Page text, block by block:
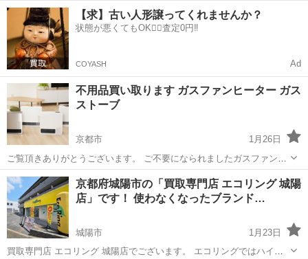
宅にある不要品をぜひ、城南衛生管理組合「環境ふれあいひろば」へ
お持ち込みしませんか？ キッズ用品、スポーツ用品、レジャー用品な
どが無料でまとめて持ち...
京都 宇治市 宇治駅 リサイクルショップ
【求】古い人形譲ってくれませんか？
状態が悪くてもOK🙆‍♀️査定0円‼️
COYASH Ad
不用品買い取ります ガスファンヒーター ガス
ストーブ
京都市
1月26日
ご覧頂きありがとうございます。 ご不要になられましたガスファンヒ
ーター ガスストーブ を1点500円以上で買取させて頂きます。 状態は
問いませんので壊れていたり動作未確認でも構いません。 ※2000年以
降製造の物に限り...
京都 京都市 リサイクルショップ 買取
京都府城陽市の「買取専門店 エコリング 城陽
店」です！ 使わなくなったブランド…
城陽市
1月23日
買取専門店 エコリング 城陽店でございます。 エコリングではハイブ